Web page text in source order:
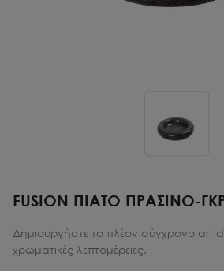
FUSION ΠΙΑΤΟ ΠΡΑΣΙΝΟ-
Δημιουργήστε το πλέον σύγχρoνο art
χρωματικές λεπτομέρειες.